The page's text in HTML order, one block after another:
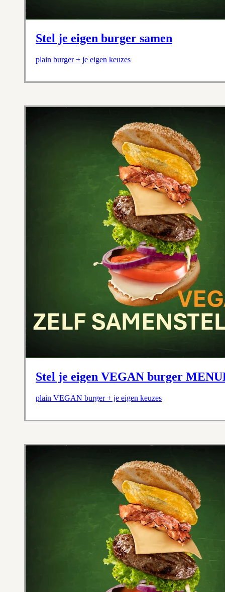
Stel je eigen burger samen
plain burger + je eigen keuzes
Stel je eigen VEGAN burger
plain VEGAN burger + je eigen keuzes